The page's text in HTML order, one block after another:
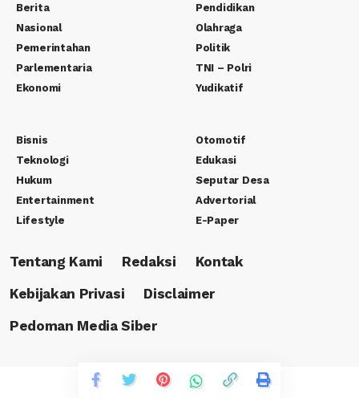
Berita
Nasional
Pemerintahan
Parlementaria
Ekonomi
Pendidikan
Olahraga
Politik
TNI – Polri
Yudikatif
Bisnis
Teknologi
Hukum
Entertainment
Lifestyle
Otomotif
Edukasi
Seputar Desa
Advertorial
E-Paper
Tentang Kami Redaksi
Kontak
Kebijakan Privasi
Disclaimer
Pedoman Media Siber
Copyright © 2023 PT. Rafa Canasha Media